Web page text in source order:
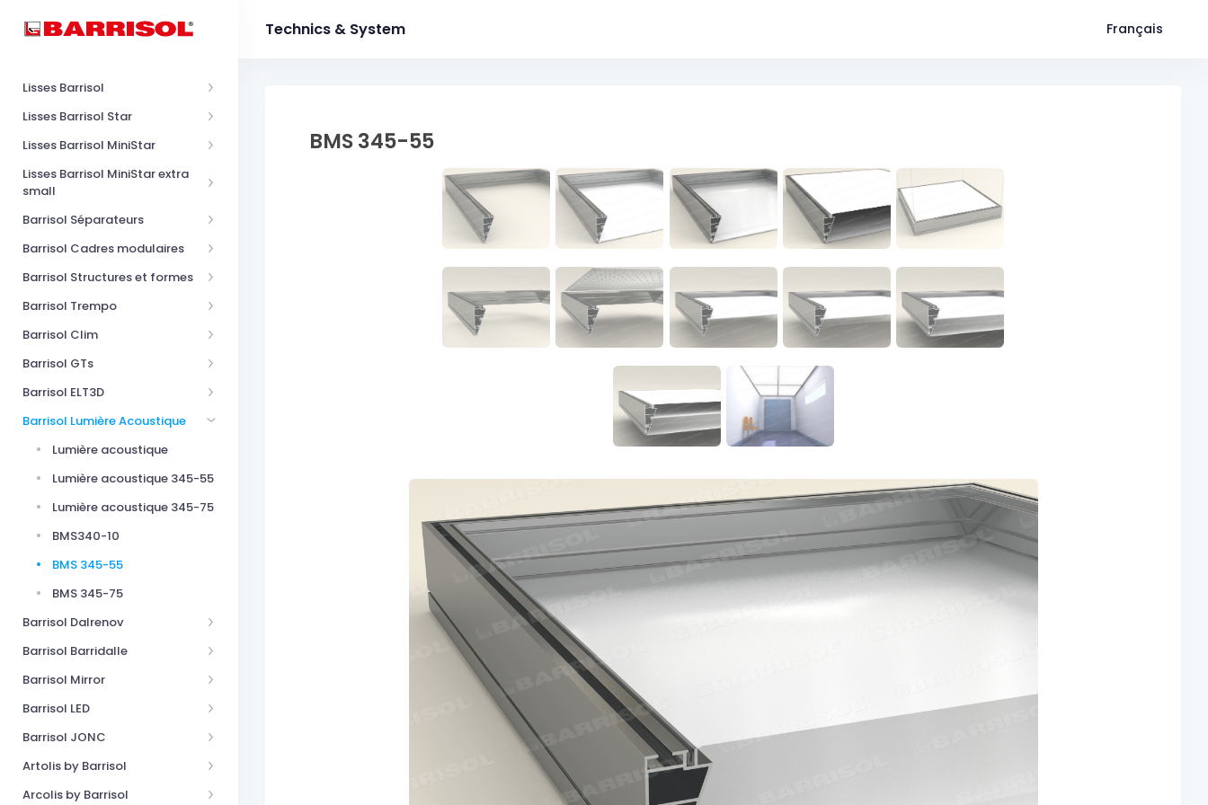
Lisses Barrisol
Lisses Barrisol Star
Lisses Barrisol MiniStar
Lisses Barrisol MiniStar extra
small
Barrisol Séparateurs
Barrisol Cadres modulaires
Barrisol Structures et formes
Barrisol Trempo
Barrisol Clim
Barrisol GTs
Barrisol ELT3D
Barrisol Lumière Acoustique
Lumière acoustique
Lumière acoustique 345-55
Lumière acoustique 345-75
BMS340-10
BMS 345-55
BMS 345-75
Barrisol Dalrenov
Barrisol Barridalle
Barrisol Mirror
Barrisol LED
Barrisol JONC
Artolis by Barrisol
Arcolis by Barrisol
Technics & System Français
BMS 345-55